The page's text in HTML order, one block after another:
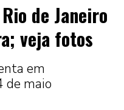
de Janeiro
veja fotos
em
de maio